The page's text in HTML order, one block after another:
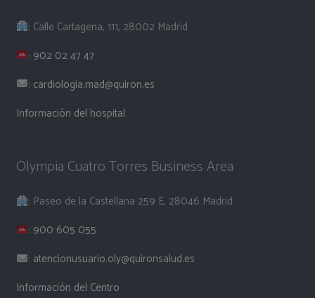
: Calle Cartagena, 111, 28002 Madrid
: 902 02 47 47
: cardiologia.mad@quiron.es
Información del hospital
Olympia Cuatro Torres Business Area
: Paseo de la Castellana 259 E, 28046 Madrid
: 900 605 055
: atencionusuario.oly@quironsalud.es
Información del Centro